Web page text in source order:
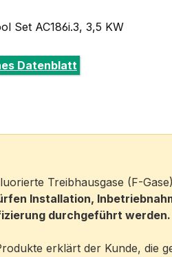
Set AC186i.3, 3,5 KW
Datenblatt
Treibhausgase (F-
Installation,
durchgeführt werden.
erklärt der Kunde, die